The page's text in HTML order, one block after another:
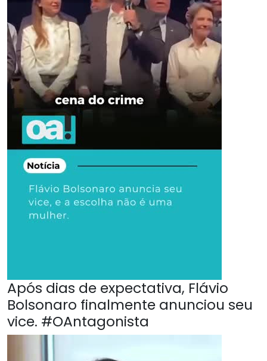
Após dias de expectativa, Flávio
Bolsonaro finalmente anunciou seu
vice. #OAntagonista